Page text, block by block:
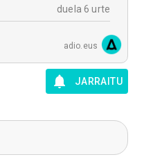
duela 6 urte
adio.eus
JARRAITU